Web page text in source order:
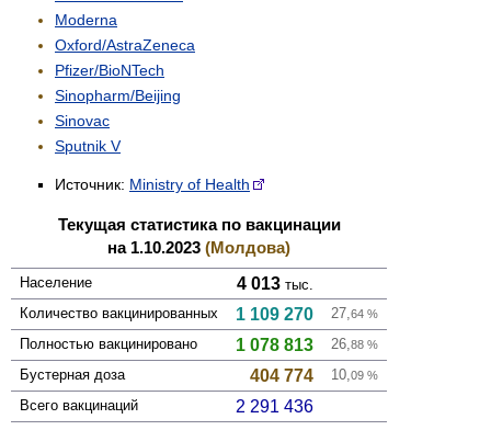
Moderna
Oxford/AstraZeneca
Pfizer/BioNTech
Sinopharm/Beijing
Sinovac
Sputnik V
Источник: Ministry of Health
Текущая статистика по вакцинации
на 1.10.2023 (Молдова)
Население 4 013 тыс.
Количество вакцини­рованных
1 109 270 27, 64 %
Полностью вакцини­ровано 1 078 813 26, 88 %
Бустерная доза 404 774 10, 09 %
Всего вакцинаций 2 291 436